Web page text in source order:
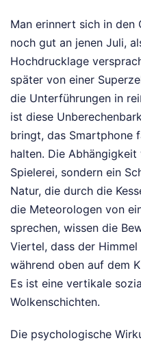
Man erinnert sich in den
noch gut an jenen Juli,
Hochdrucklage
später von einer
die Unterführungen in
ist diese
bringt, das Smartphone
halten. Die
Spielerei, sondern ein
Natur, die durch die
die Meteorologen von
sprechen, wissen die
Viertel, dass der
während oben auf dem
Es ist eine vertikale
Wolkenschichten.
Die psychologische